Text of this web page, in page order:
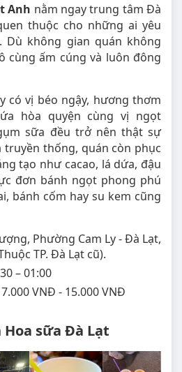
Anh nằm ngay trung tâm Đà
thuộc cho những ai yêu
Dù không gian quán không
cùng ấm cúng và luôn đông
có vị béo ngậy, hương thơm
hòa quyện cùng vị ngọt
sữa đều trở nên thật sự
truyền thống, quán còn phục
tạo như cacao, lá dứa, đậu
đơn bánh ngọt phong phú
bánh cốm hay su kem cũng
Phường Cam Ly - Đà Lạt,
TP. Đà Lạt cũ).
– 01:00
7.000 VNĐ - 15.000 VNĐ
Hoa sữa Đà Lạt